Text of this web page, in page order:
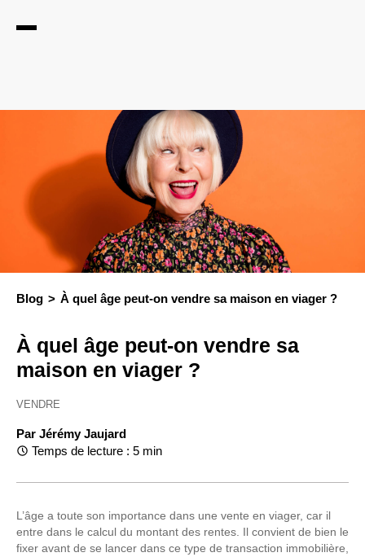
Blog À quel âge peut-on vendre sa maison en viager ?
À quel âge peut-on vendre sa
maison en viager ?
VENDRE
Par Jérémy Jaujard
Temps de lecture : 5 min
L’âge a toute son importance dans une vente en viager, car il
entre dans le calcul du montant des rentes. Il convient de bien le
fixer avant de se lancer dans ce type de transaction immobilière,